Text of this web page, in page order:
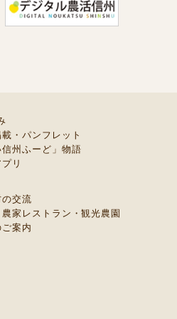
・パンフレット
信州ふーど」物語
リ
交流
家レストラン・観光農園
案内